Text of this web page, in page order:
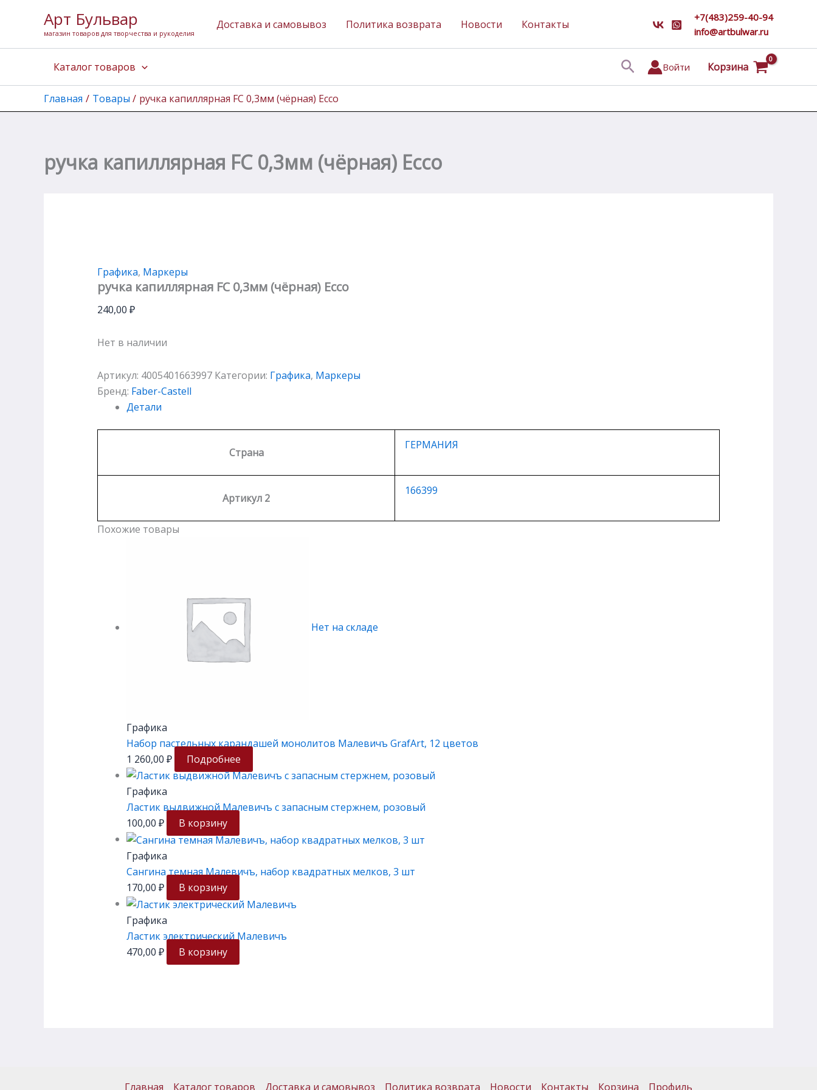
содержимому
Арт Бульвар
магазин товаров для творчества и рукоделия
Доставка и самовывоз Политика возврата Новости Контакты
+7(483)259-40-94
info@artbulwar.ru
Каталог товаров ПоискВойти Корзина
Главная Товары ручка капиллярная FC 0,3мм (чёрная) Ecco
ручка капиллярная FC 0,3мм (чёрная) Ecco
Графика, Маркеры
ручка капиллярная FC 0,3мм (чёрная) Ecco
240,00 ₽
Нет в наличии
Артикул: 4005401663997 Категории: Графика, Маркеры
Бренд: Faber-Castell
Детали
Страна
ГЕРМАНИЯ
Артикул 2
166399
Похожие товары
Нет на складе
Графика
Набор пастельных карандашей монолитов Малевичъ GrafArt, 12 цветов
1 260,00 ₽ Подробнее
Графика
Ластик выдвижной Малевичъ с запасным стержнем, розовый
100,00 ₽ В корзину
Графика
Сангина темная Малевичъ, набор квадратных мелков, 3 шт
170,00 ₽ В корзину
Графика
Ластик электрический Малевичъ
470,00 ₽ В корзину
Главная Каталог товаров Доставка и самовывоз Политика возврата Новости Контакты Корзина Профиль